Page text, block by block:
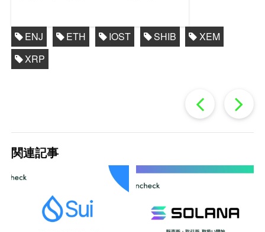
ENJ ETH IOST SHIB
XEM
XRP
過
去
の
投
関連記事